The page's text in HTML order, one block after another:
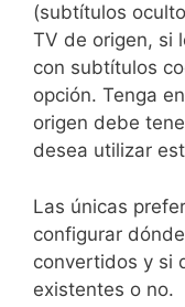
(subtítulos
TV de origen, si
con subtítulos
opción. Tenga
origen debe
desea utilizar
Las únicas
configurar
convertidos y si
existentes o no.